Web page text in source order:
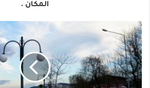
إ
ل
ك
ت
المكان .